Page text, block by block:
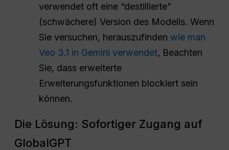
verwendet oft eine “destillierte”
(schwächere) Version des Modells. Wenn
Sie versuchen, herauszufinden wie man
Veo 3.1 in Gemini verwendet, Beachten
Sie, dass erweiterte
Erweiterungsfunktionen blockiert sein
können.
Die Lösung: Sofortiger Zugang auf
GlobalGPT